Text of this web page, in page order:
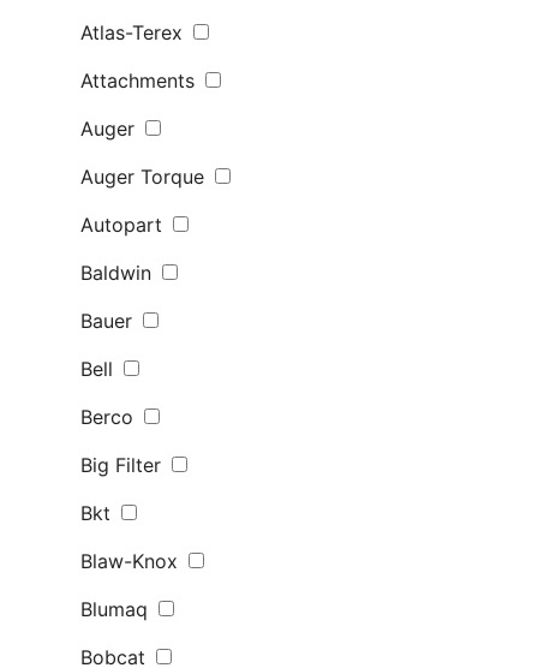
Atlas-Terex
Attachments
Auger
Auger Torque
Autopart
Baldwin
Bauer
Bell
Berco
Big Filter
Bkt
Blaw-Knox
Blumaq
Bobcat